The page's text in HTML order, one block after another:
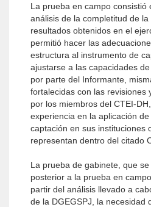
La prueba en campo consistió
análisis de la completitud de
resultados obtenidos en el
permitió hacer las
estructura al instrumento de
ajustarse a las capacidades
por parte del Informante,
fortalecidas con las revisiones
por los miembros del CTEI-
experiencia en la aplicación
captación en sus instituciones
representan dentro del citado
La prueba de gabinete, que
posterior a la prueba en
partir del análisis llevado a
de la DGEGSPJ, la necesidad